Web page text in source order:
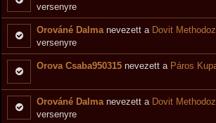
versenyre
Orováné Dalma nevezett a Dovit
versenyre
Orova Csaba950315 nevezett a Páros
Orováné Dalma nevezett a Dovit
versenyre